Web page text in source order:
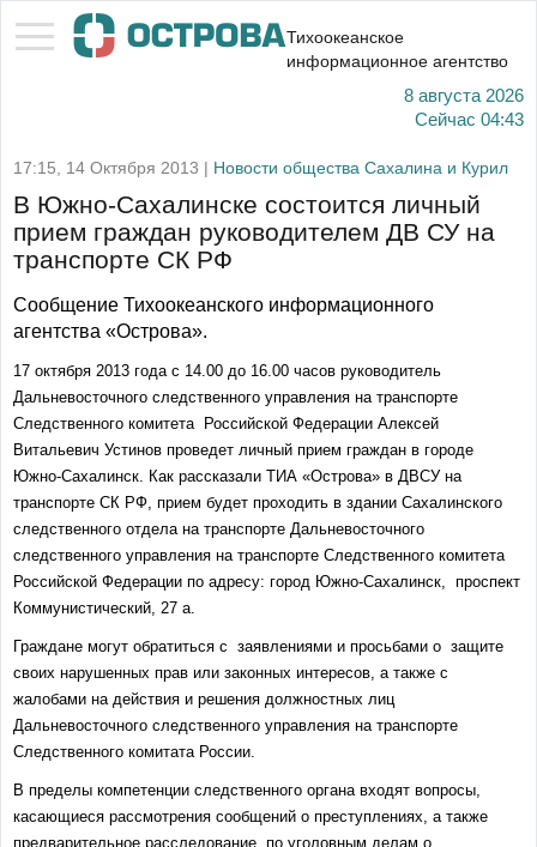
Тихоокеанское
информационное агентство
8 августа 2026
Сейчас 04:43
17:15, 14 Октября 2013 | Новости общества Сахалина и Курил
В Южно-Сахалинске состоится личный
прием граждан руководителем ДВ СУ на
транспорте СК РФ
Сообщение Тихоокеанского информационного
агентства «Острова».
17 октября 2013 года с 14.00 до 16.00 часов руководитель
Дальневосточного следственного управления на транспорте
Следственного комитета Российской Федерации Алексей
Витальевич Устинов проведет личный прием граждан в городе
Южно-Сахалинск. Как рассказали ТИА «Острова» в ДВСУ на
транспорте СК РФ, прием будет проходить в здании Сахалинского
следственного отдела на транспорте Дальневосточного
следственного управления на транспорте Следственного комитета
Российской Федерации по адресу: город Южно-Сахалинск, проспект
Коммунистический, 27 а.
Граждане могут обратиться с заявлениями и просьбами о защите
своих нарушенных прав или законных интересов, а также с
жалобами на действия и решения должностных лиц
Дальневосточного следственного управления на транспорте
Следственного комитата России.
В пределы компетенции следственного органа входят вопросы,
касающиеся рассмотрения сообщений о преступлениях, а также
предварительное расследование по уголовным делам о